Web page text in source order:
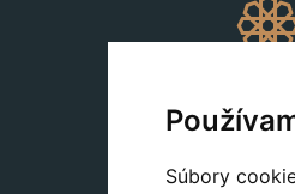
Súbory
+420 311